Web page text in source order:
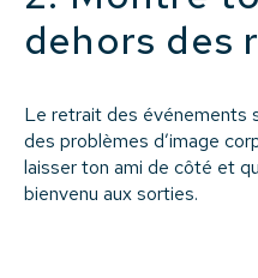
dehors des
Le retrait des événements
des problèmes d’image
laisser ton ami de côté et
bienvenu aux sorties.